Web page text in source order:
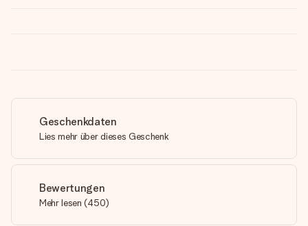
Geschenkdaten
Lies mehr über dieses Geschenk
Bewertungen
Mehr lesen (450)